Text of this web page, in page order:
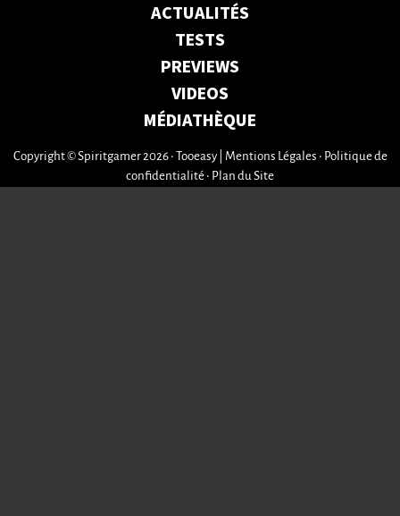
ACTUALITÉS
TESTS
PREVIEWS
VIDEOS
MÉDIATHÈQUE
Copyright © Spiritgamer 2026 • Tooeasy Mentions Légales • Politique de
confidentialité • Plan du Site